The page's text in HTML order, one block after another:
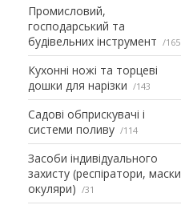
Промисловий,
господарський та
будівельних інструмент
165
Кухонні ножі та торцеві
дошки для нарізки
143
Садові обприскувачі і
системи поливу
114
Засоби індивідуального
захисту (респіратори,
окуляри)
31